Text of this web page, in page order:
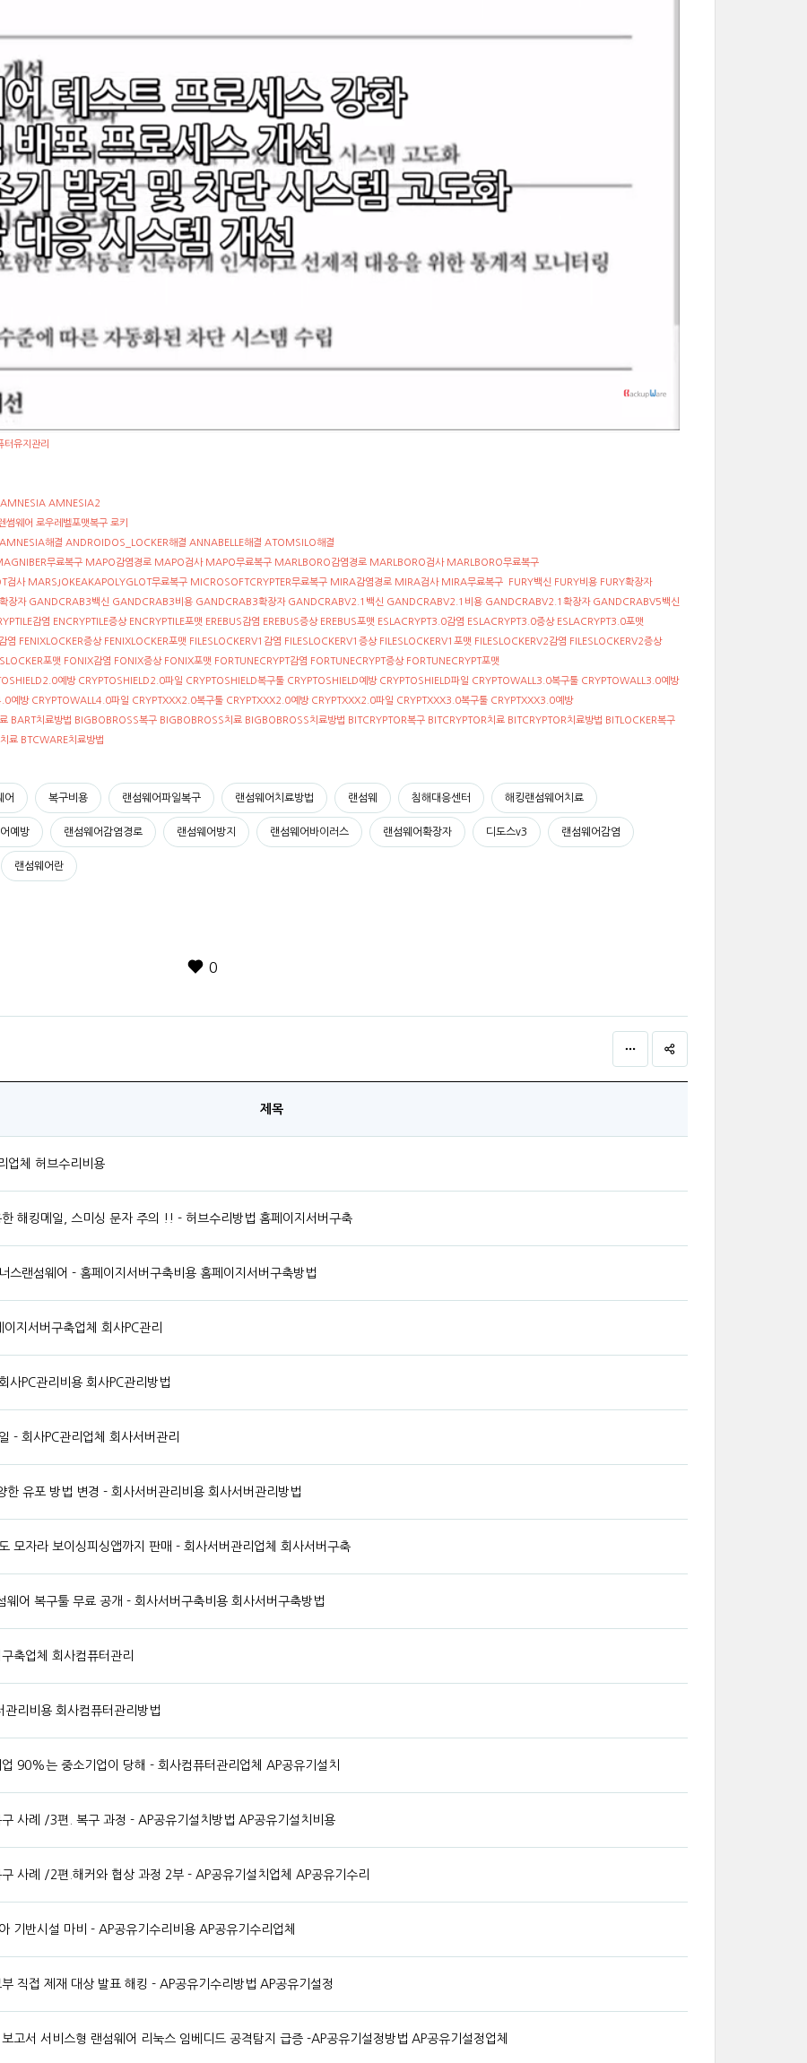
터유지관리
AMNESIA AMNESIA2
썸웨어 로우레벨포맷복구 로키
해결 ANDROIDOS_LOCKER해결 ANNABELLE해결 ATOMSILO해결
무료복구 MAPO감염경로 MAPO검사 MAPO무료복구 MARLBORO감염경로 MARLBORO검사 MARLBORO무료복구
사 MARSJOKEAKAPOLYGLOT무료복구 MICROSOFTCRYPTER무료복구 MIRA감염경로 MIRA검사 MIRA무료복구 FURY백신 FURY비용 FURY확장자
확장자 GANDCRAB3백신 GANDCRAB3비용 GANDCRAB3확장자 GANDCRABV2.1백신 GANDCRABV2.1비용 GANDCRABV2.1확장자 GANDCRABV5백신
감염 ENCRYPTILE증상 ENCRYPTILE포맷 EREBUS감염 EREBUS증상 EREBUS포맷 ESLACRYPT3.0감염 ESLACRYPT3.0증상 ESLACRYPT3.0포맷
FENIXLOCKER증상 FENIXLOCKER포맷 FILESLOCKERV1감염 FILESLOCKERV1증상 FILESLOCKERV1포맷 FILESLOCKERV2감염 FILESLOCKERV2증상
포맷 FONIX감염 FONIX증상 FONIX포맷 FORTUNECRYPT감염 FORTUNECRYPT증상 FORTUNECRYPT포맷
예방 CRYPTOSHIELD2.0파일 CRYPTOSHIELD복구툴 CRYPTOSHIELD예방 CRYPTOSHIELD파일 CRYPTOWALL3.0복구툴 CRYPTOWALL3.0예방
예방 CRYPTOWALL4.0파일 CRYPTXXX2.0복구툴 CRYPTXXX2.0예방 CRYPTXXX2.0파일 CRYPTXXX3.0복구툴 CRYPTXXX3.0예방
BART치료방법 BIGBOBROSS복구 BIGBOBROSS치료 BIGBOBROSS치료방법 BITCRYPTOR복구 BITCRYPTOR치료 BITCRYPTOR치료방법 BITLOCKER복구
료 BTCWARE치료방법
어 복구비용 랜섬웨어파일복구 랜섬웨어치료방법 랜섬웨 침해대응센터 해킹랜섬웨어치료
예방 랜섬웨어감염경로 랜섬웨어방지 랜섬웨어바이러스 랜섬웨어확장자 디도스v3 랜섬웨어감염
랜섬웨어란
0
제목
업체 허브수리비용
해킹메일, 스미싱 문자 주의 !! - 허브수리방법 홈페이지서버구축
스랜섬웨어 - 홈페이지서버구축비용 홈페이지서버구축방법
지서버구축업체 회사PC관리
PC관리비용 회사PC관리방법
- 회사PC관리업체 회사서버관리
유포 방법 변경 - 회사서버관리비용 회사서버관리방법
모자라 보이싱피싱앱까지 판매 - 회사서버관리업체 회사서버구축
웨어 복구툴 무료 공개 - 회사서버구축비용 회사서버구축방법
축업체 회사컴퓨터관리
관리비용 회사컴퓨터관리방법
90%는 중소기업이 당해 - 회사컴퓨터관리업체 AP공유기설치
사례 /3편. 복구 과정 - AP공유기설치방법 AP공유기설치비용
사례 /2편.해커와 협상 과정 2부 - AP공유기설치업체 AP공유기수리
기반시설 마비 - AP공유기수리비용 AP공유기수리업체
직접 제재 대상 발표 해킹 - AP공유기수리방법 AP공유기설정
고서 서비스형 랜섬웨어 리눅스 임베디드 공격탐지 급증 -AP공유기설정방법 AP공유기설정업체